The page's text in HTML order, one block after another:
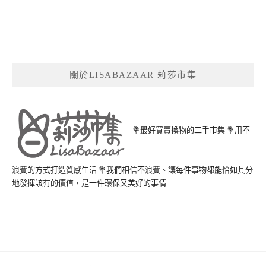
關於LISABAZAAR 莉莎市集
💐最好買賣換物的二手市集 💐用不
浪費的方式打造質感生活 💐我們相信不浪費、讓每件事物都能恰如其分
地發揮該有的價值，是一件環保又美好的事情